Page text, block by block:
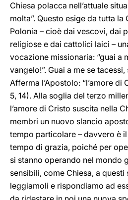
Chiesa polacca nell’attuale
molta”. Questo esige da tutta la
Polonia – cioè dai vescovi, dai
religiose e dai cattolici laici –
vocazione missionaria: “guai a
vangelo!”. Guai a me se
Afferma l’Apostolo: “l’amore di
5, 14). Alla soglia del terzo
l’amore di Cristo suscita nella
membri un nuovo slancio
tempo particolare – davvero è il
tempo di grazia, poiché per
si stanno operando nel mondo
sensibili, come Chiesa, a questi
leggiamoli e rispondiamo ad